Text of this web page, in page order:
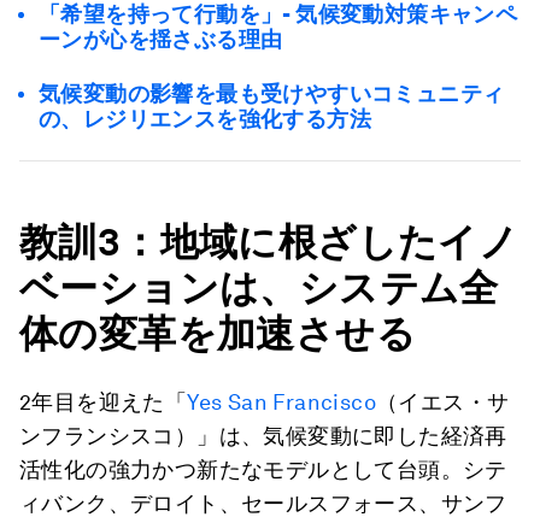
「希望を持って行動を」- 気候変動対策キャンペ
ーンが心を揺さぶる理由
気候変動の影響を最も受けやすいコミュニティ
の、レジリエンスを強化する方法
教訓3：地域に根ざしたイノ
ベーションは、システム全
体の変革を加速させる
2年目を迎えた「Yes San Francisco （イエス・サ
ンフランシスコ）」は、気候変動に即した経済再
活性化の強力かつ新たなモデルとして台頭。シテ
ィバンク、デロイト、セールスフォース、サンフ